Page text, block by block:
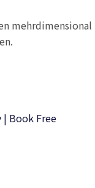
| Book Free